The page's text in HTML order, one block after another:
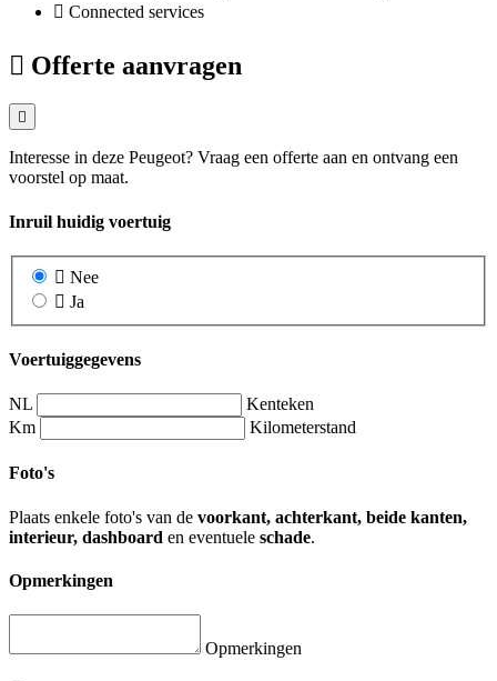
Connected services
Offerte aanvragen
Interesse in deze Peugeot? Vraag een offerte aan en ontvang een
voorstel op maat.
Inruil huidig voertuig
Nee
Ja
Voertuiggegevens
NL
Kenteken
Km
Kilometerstand
Foto's
Plaats enkele foto's van de voorkant, achterkant, beide kanten,
interieur, dashboard en eventuele schade.
Opmerkingen
Opmerkingen